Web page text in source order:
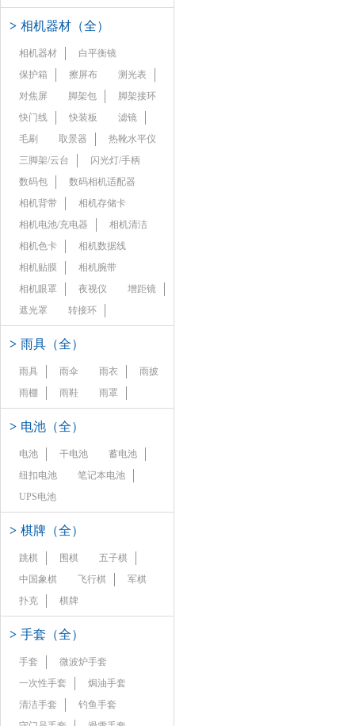
> 相机器材（全）
相机器材
白平衡镜
保护箱
擦屏布
测光表
对焦屏
脚架包
脚架接环
快门线
快装板
滤镜
毛刷
取景器
热靴水平仪
三脚架/云台
闪光灯/手柄
数码包
数码相机适配器
相机背带
相机存储卡
相机电池/充电器
相机清洁
相机色卡
相机数据线
相机贴膜
相机腕带
相机眼罩
夜视仪
增距镜
遮光罩
转接环
> 雨具（全）
雨具 雨伞 雨衣
雨披
雨棚
雨鞋 雨罩
> 电池（全）
电池 干电池
蓄电池
纽扣电池
笔记本电池
UPS电池
> 棋牌（全）
跳棋 围棋
五子棋
中国象棋
飞行棋
军棋
扑克
棋牌
> 手套（全）
手套
微波炉手套
一次性手套
焗油手套
清洁手套
钓鱼手套